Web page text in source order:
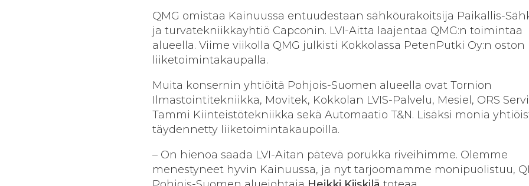
QMG omistaa Kainuussa entuudestaan sähköurakoitsija Paikallis-
ja turvatekniikkayhtiö Capconin. LVI-Aitta laajentaa QMG:n toimintaa
alueella. Viime viikolla QMG julkisti Kokkolassa PetenPutki Oy:n oston
liiketoimintakaupalla.
Muita konsernin yhtiöitä Pohjois-Suomen alueella ovat Tornion
Ilmastointitekniikka, Movitek, Kokkolan LVIS-Palvelu, Mesiel, ORS
Tammi Kiinteistötekniikka sekä Automaatio T&N. Lisäksi monia
täydennetty liiketoimintakaupoilla.
– On hienoa saada LVI-Aitan pätevä porukka riveihimme. Olemme
menestyneet hyvin Kainuussa, ja nyt tarjoomamme monipuolistuu,